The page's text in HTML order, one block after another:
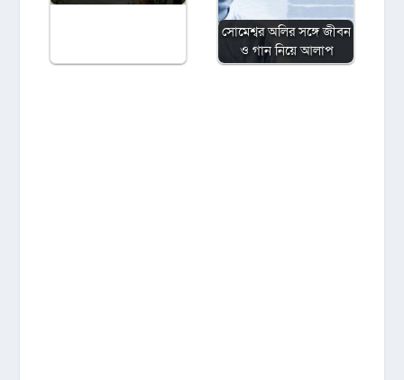
সোমেশ্বর অলির সঙ্গে জীবন
ও গান নিয়ে আলাপ